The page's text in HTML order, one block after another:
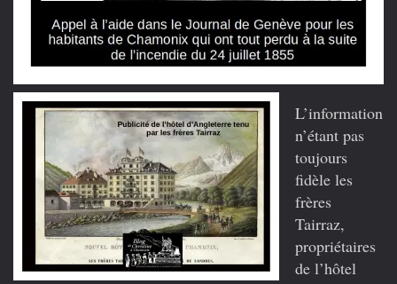
L’information
n’étant pas
toujours
fidèle les
frères
Tairraz,
propriétaires
de l’hôtel